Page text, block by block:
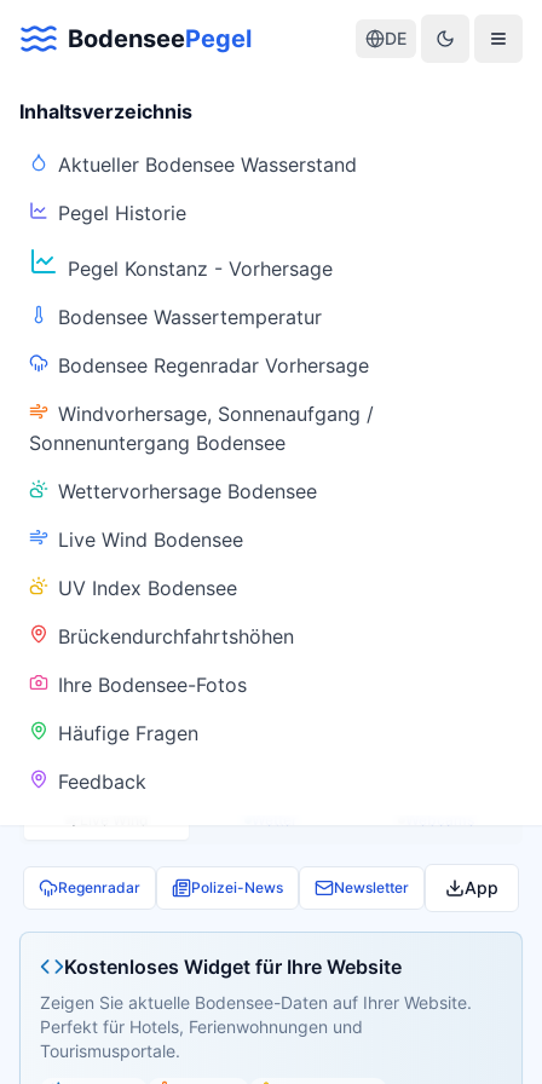
BodenseePegel DE
Inhaltsverzeichnis
Aktueller Bodensee Wasserstand
Pegel Historie
Pegel Konstanz - Vorhersage
Bodensee Wassertemperatur
Bodensee Regenradar Vorhersage
Windvorhersage, Sonnenaufgang /
Sonnenuntergang Bodensee
Wettervorhersage Bodensee
Live Wind Bodensee
UV Index Bodensee
Brückendurchfahrtshöhen
Ihre Bodensee-Fotos
Häufige Fragen
Feedback
Aktuelle Warnlage Bodensee
Aktueller Bodensee Pegel & Wasserstand
Live-Daten
(Konstanz)
Wassertemperatur
(Friedrichshafen)
Warnstatus
✅ Keine
Warnung
Regenradar Polizei-News Newsletter App
Kostenloses Widget für Ihre Website
Zeigen Sie aktuelle Bodensee-Daten auf Ihrer Website.
Perfekt für Hotels, Ferienwohnungen und
Tourismusportale.